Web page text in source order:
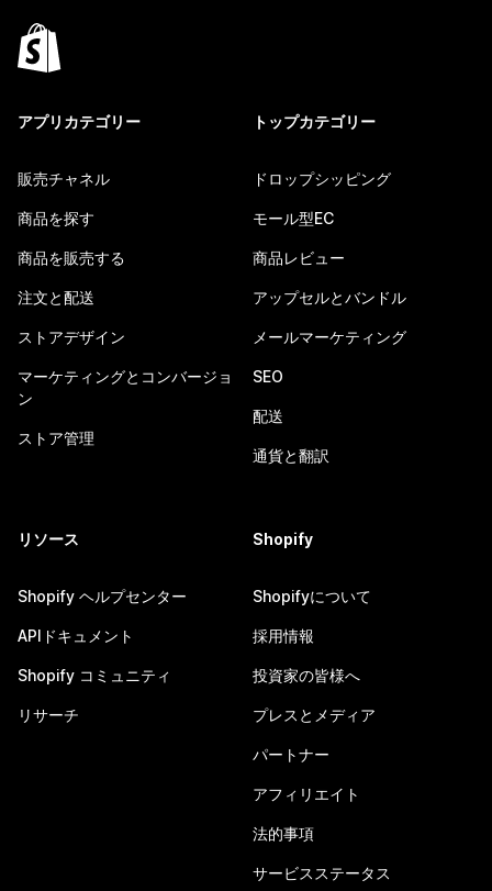
アプリカテゴリー
販売チャネル
商品を探す
商品を販売する
注文と配送
ストアデザイン
マーケティングとコンバージョ
ン
ストア管理
トップカテゴリー
ドロップシッピング
モール型EC
商品レビュー
アップセルとバンドル
メールマーケティング
SEO
配送
通貨と翻訳
リソース
Shopify ヘルプセンター
APIドキュメント
Shopify コミュニティ
リサーチ
Shopify
Shopifyについて
採用情報
投資家の皆様へ
プレスとメディア
パートナー
アフィリエイト
法的事項
サービスステータス